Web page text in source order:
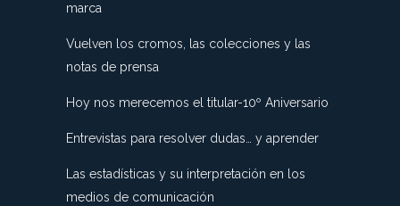
marca
Vuelven los cromos, las colecciones y las
notas de prensa
Hoy nos merecemos el titular-10º Aniversario
Entrevistas para resolver dudas… y aprender
Las estadísticas y su interpretación en los
medios de comunicación